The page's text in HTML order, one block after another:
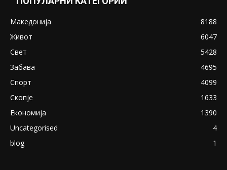
Македонија
8188
Живот
6047
Свет
5428
Забава
4695
Спорт
4099
Скопје
1633
Економија
1390
Uncategorised
4
blog
1